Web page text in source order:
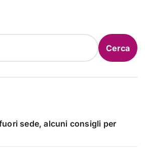
Cerca
sede, alcuni consigli per